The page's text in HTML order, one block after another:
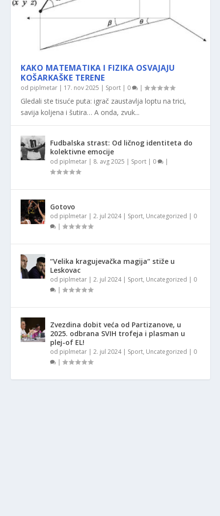
KAKO MATEMATIKA I FIZIKA OSVAJAJU
KOŠARKAŠKE TERENE
od piplmetar | 17. nov 2025 | Sport | 0 |
Gledali ste tisuće puta: igrač zaustavlja loptu na trici,
savija koljena i šutira… A onda, zvuk...
Fudbalska strast: Od ličnog identiteta do
kolektivne emocije
od piplmetar | 8. avg 2025 | Sport | 0 |
Gotovo
od piplmetar |2. jul 2024| Sport, Uncategorized | 0
|
“Velika kragujevačka magija“ stiže u
Leskovac
od piplmetar |2. jul 2024| Sport, Uncategorized | 0
|
Zvezdina dobit veća od Partizanove, u
2025. odbrana SVIH trofeja i plasman u
plej-of EL!
od piplmetar |2. jul 2024| Sport, Uncategorized | 0
|